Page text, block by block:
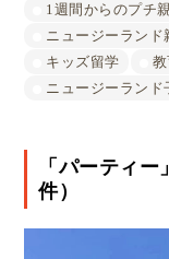
1週間からのプチ
ニュージーランド
キッズ留学
ニュージーランド
「パーティ
件）